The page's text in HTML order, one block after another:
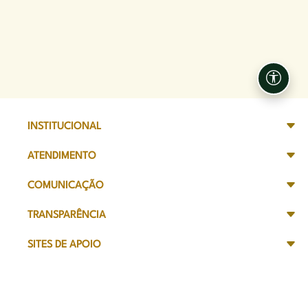
INSTITUCIONAL
ATENDIMENTO
COMUNICAÇÃO
TRANSPARÊNCIA
SITES DE APOIO